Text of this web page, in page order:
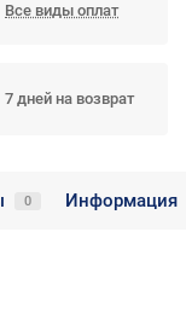
Все виды оплат
7 дней на возврат
0 Информация